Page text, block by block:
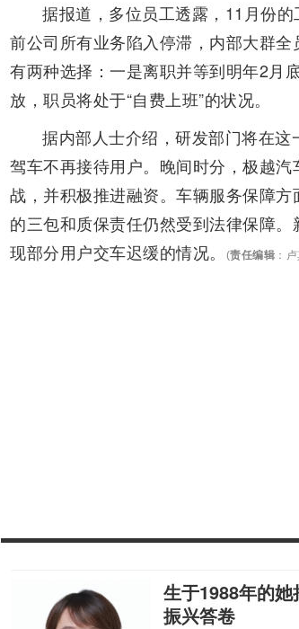
据报道，多位员工透露，11月份
前公司所有业务陷入停滞，内部大群
有两种选择：一是离职并等到明年2月
放，职员将处于“自费上班”的状况。
据内部人士介绍，研发部门将在
驾车不再接待用户。晚间时分，极越
战，并积极推进融资。车辆服务保障
的三包和质保责任仍然受到法律保障
现部分用户交车迟缓的情况。
(责任编辑 ：
生于1988年的
振兴答卷